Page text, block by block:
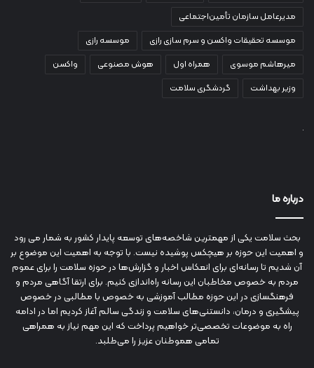
مدیرعامل سازمان تأمین‌اجتماعی
موسسه تحقیقات واکسن و سرم سازی رازی
موسسه رازی
میرهاشم موسوی
همراه اول هوش مصنوعی
واکسن
وزیر بهداشت
گردشگری سلامت
درباره ما
بحث سلامت یکی از مهمترین شاخصه‌های توسعه پایدار کشور به شمار می رود
و اهمیت این حوزه بر هیچکس پوشیده نیست. با توجه به اهمیت این موضوع بر
آن شدیم تا رسانه‌ای برای انعکاس اخبار و گزارش‌ها در حوزه سلامت را برای عموم
مردم به خصوص مخاطبان این رسانه راه‌اندازی کنیم. برای ارتقا آگاهی مردم و
فرهنگسازی در این حوزه مطالب آموزشی به خصوص با مطالبی در خصوص
پیشگیری و درمان، دانستنی‌های سلامت و زندگی سالم آغاز کردیم اما در ادامه
راه به موضوعات تخصصی‌تر خواهیم پرداخت که این مهم نیاز به همراهی
تمامی هموطنان عزیز را می‌طلبد.